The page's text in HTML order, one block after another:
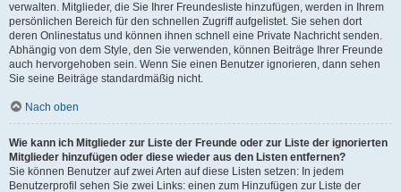
verwalten. Mitglieder, die Sie Ihrer Freundesliste hinzufügen, werden in Ihrem
persönlichen Bereich für den schnellen Zugriff aufgelistet. Sie sehen dort
deren Onlinestatus und können ihnen schnell eine Private Nachricht senden.
Abhängig von dem Style, den Sie verwenden, können Beiträge Ihrer Freunde
auch hervorgehoben sein. Wenn Sie einen Benutzer ignorieren, dann sehen
Sie seine Beiträge standardmäßig nicht.
Nach oben
Wie kann ich Mitglieder zur Liste der Freunde oder zur Liste der ignorierten
Mitglieder hinzufügen oder diese wieder aus den Listen entfernen?
Sie können Benutzer auf zwei Arten auf diese Listen setzen: In jedem
Benutzerprofil sehen Sie zwei Links: einen zum Hinzufügen zur Liste der